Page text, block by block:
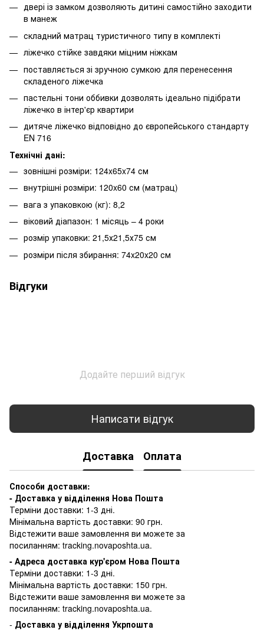
двері із замком дозволяють дитині самостійно заходити
в манеж
складний матрац туристичного типу в комплекті
ліжечко стійке завдяки міцним ніжкам
поставляється зі зручною сумкою для перенесення
складеного ліжечка
пастельні тони оббивки дозволять ідеально підібрати
ліжечко в інтер'єр квартири
дитяче ліжечко відповідно до європейського стандарту
EN 716
Технічні дані:
зовнішні розміри: 124x65x74 см
внутрішні розміри: 120x60 см (матрац)
вага з упаковкою (кг): 8,2
віковий діапазон: 1 місяць – 4 роки
розмір упаковки: 21,5х21,5х75 см
розміри після збирання: 74x20x20 см
Відгуки
Додайте перший відгук
Написати відгук
Доставка Оплата
Способи доставки:
- Доставка у відділення Нова Пошта
Терміни доставки: 1-3 дні.
Мінімальна вартість доставки: 90 грн.
Відстежити ваше замовлення ви можете за
посиланням: tracking.novaposhta.ua.
- Адреса доставка кур'єром Нова Пошта
Терміни доставки: 1-3 дні.
Мінімальна вартість доставки: 150 грн.
Відстежити ваше замовлення ви можете за
посиланням: tracking.novaposhta.ua.
- Доставка у відділення Укрпошта